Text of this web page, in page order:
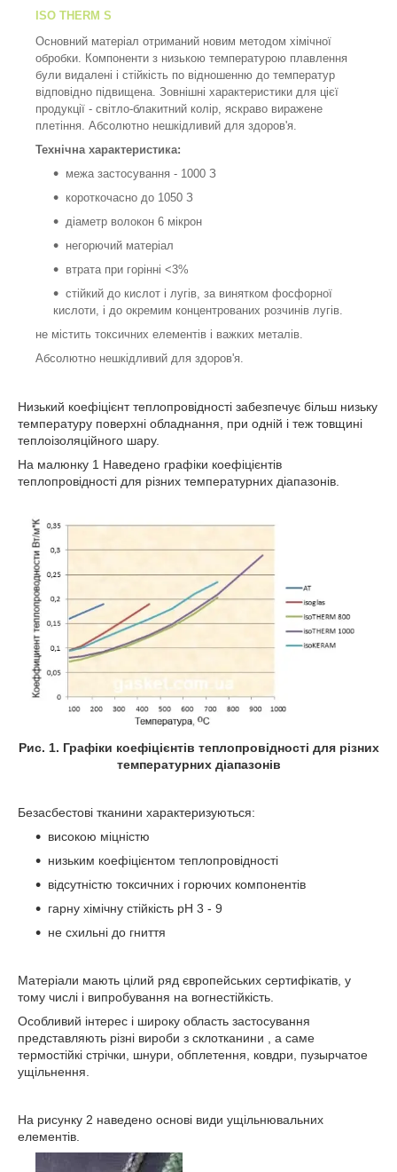
ISO THERM S
Основний матеріал отриманий новим методом хімічної
обробки. Компоненти з низькою температурою плавлення
були видалені і стійкість по відношенню до температур
відповідно підвищена. Зовнішні характеристики для цієї
продукції - світло-блакитний колір, яскраво виражене
плетіння. Абсолютно нешкідливий для здоров'я.
Технічна характеристика:
межа застосування - 1000 З
короткочасно до 1050 З
діаметр волокон 6 мікрон
негорючий матеріал
втрата при горінні <3%
стійкий до кислот і лугів, за винятком фосфорної
кислоти, і до окремим концентрованих розчинів лугів.
не містить токсичних елементів і важких металів.
Абсолютно нешкідливий для здоров'я.
Низький коефіцієнт теплопровідності забезпечує більш низьку
температуру поверхні обладнання, при одній і теж товщині
теплоізоляційного шару.
На малюнку 1 Наведено графіки коефіцієнтів
теплопровідності для різних температурних діапазонів.
Рис. 1. Графіки коефіцієнтів теплопровідності для різних
температурних діапазонів
Безасбестові тканини характеризуються:
високою міцністю
низьким коефіцієнтом теплопровідності
відсутністю токсичних і горючих компонентів
гарну хімічну стійкість рН 3 - 9
не схильні до гниття
Матеріали мають цілий ряд європейських сертифікатів, у
тому числі і випробування на вогнестійкість.
Особливий інтерес і широку область застосування
представляють різні вироби з склотканини , а саме
термостійкі стрічки, шнури, обплетення, ковдри, пузырчатое
ущільнення.
На рисунку 2 наведено основі види ущільнювальних
елементів.